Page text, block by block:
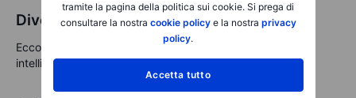
tramite la pagina della politica sui cookie. Si prega di
consultare la nostra cookie policye la nostra privacy
policy.
Accetta tutto
Divertiti con cautela, ma stai all'erta
Ecco cosa potrebbero considerare ora gli investitori
intelligenti: